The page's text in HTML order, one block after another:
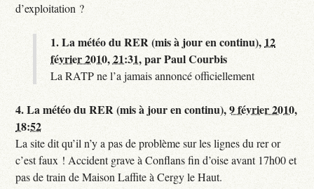
d’exploitation ?
1.La météo du RER (mis à jour en continu), 12
février 2010, 21:31,parPaul Courbis
La RATP ne l’a jamais annoncé officiellement
4.La météo du RER (mis à jour en continu),9 février 2010,
18:52
La site dit qu’il n’y a pas de problème sur les lignes du rer or
c’est faux ! Accident grave à Conflans fin d’oise avant 17h00 et
pas de train de Maison Laffite à Cergy le Haut.